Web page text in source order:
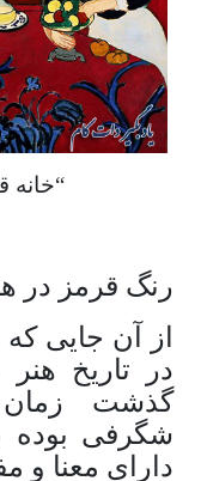
“خانه
رنگ قرمز در
از آن جایی
در تاریخ
گذشت
شگرفی بوده
دارای معنا